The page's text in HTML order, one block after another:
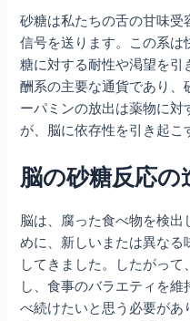
砂糖は私たちの舌の甘味受
信号を送ります。この系
糖に対する耐性や渇望を引
酬系の主要な通貨であり、
ーパミンの放出は薬物に
が、脳に依存性を引き起こ
脳の砂糖反応の
脳は、腐った食べ物を検出
めに、新しいまたは異な
してきました。したがっ
し、食事のバラエティを
べ続けたいと思う必要があ